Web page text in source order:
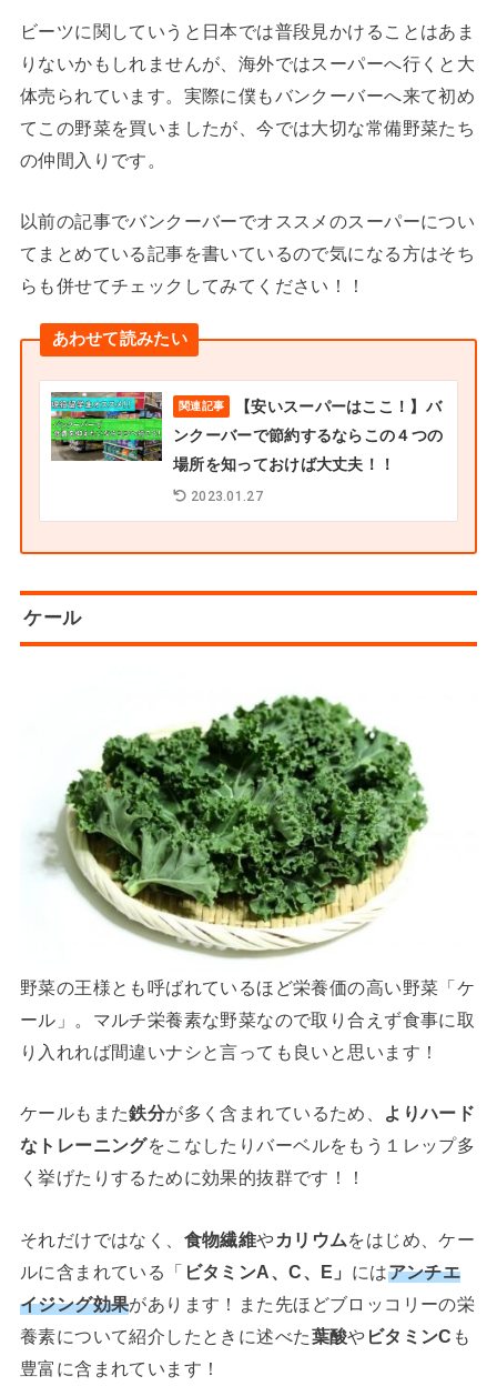
ビーツに関していうと日本では普段見かけることはあま
りないかもしれませんが、海外ではスーパーへ行くと大
体売られています。実際に僕もバンクーバーへ来て初め
てこの野菜を買いましたが、今では大切な常備野菜たち
の仲間入りです。
以前の記事でバンクーバーでオススメのスーパーについ
てまとめている記事を書いているので気になる方はそち
らも併せてチェックしてみてください！！
あわせて読みたい
関連記事
【安いスーパーはここ！】バ
ンクーバーで節約するならこの４つの
場所を知っておけば大丈夫！！
2023.01.27
ケール
野菜の王様とも呼ばれているほど栄養価の高い野菜「ケ
ール」。マルチ栄養素な野菜なので取り合えず食事に取
り入れれば間違いナシと言っても良いと思います！
ケールもまた鉄分が多く含まれているため、
よりハード
なトレーニングをこなしたりバーベルをもう１レップ多
く挙げたりするために効果的抜群です！！
それだけではなく、 食物繊維やカリウムをはじめ、ケー
ルに含まれている「 ビタミンA、C、E」 にはアンチエ
イジング効果があります！また先ほどブロッコリーの栄
養素について紹介したときに述べた葉酸や ビタミンC も
豊富に含まれています！